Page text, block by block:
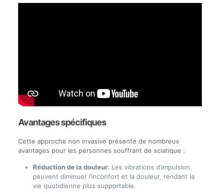
Avantages spécifiques
Cette approche non invasive présente de nombreux
avantages pour les personnes souffrant de sciatique :
Réduction de la douleur: Les vibrations d’impulsion
peuvent diminuer l’inconfort et la douleur, rendant la
vie quotidienne plus supportable.